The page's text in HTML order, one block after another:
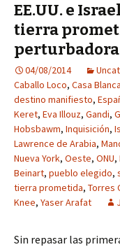
EE.UU. e
tierra
perturbadora
04/08/2014
Caballo Loco, Casa Blanca
destino manifiesto,
Keret, Eva Illouz, Gandi,
Hobsbawm, Inquisición,
Lawrence de Arabia,
Nueva York, Oeste, ONU,
Beinart, pueblo elegido,
tierra prometida, Torres
Knee, Yaser Arafat
Sin repasar las